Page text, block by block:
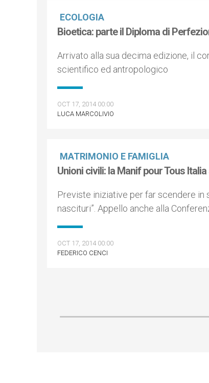
ECOLOGIA
Bioetica: parte il Diploma di
Arrivato alla sua decima edizione, il
scientifico ed antropologico
OCT 17, 2014 00:00
LUCA MARCOLIVIO
MATRIMONIO E FAMIGLIA
Unioni civili: la Manif pour Tous
Previste iniziative per far scendere in
nascituri”. Appello anche alla
OCT 17, 2014 00:00
FEDERICO CENCI